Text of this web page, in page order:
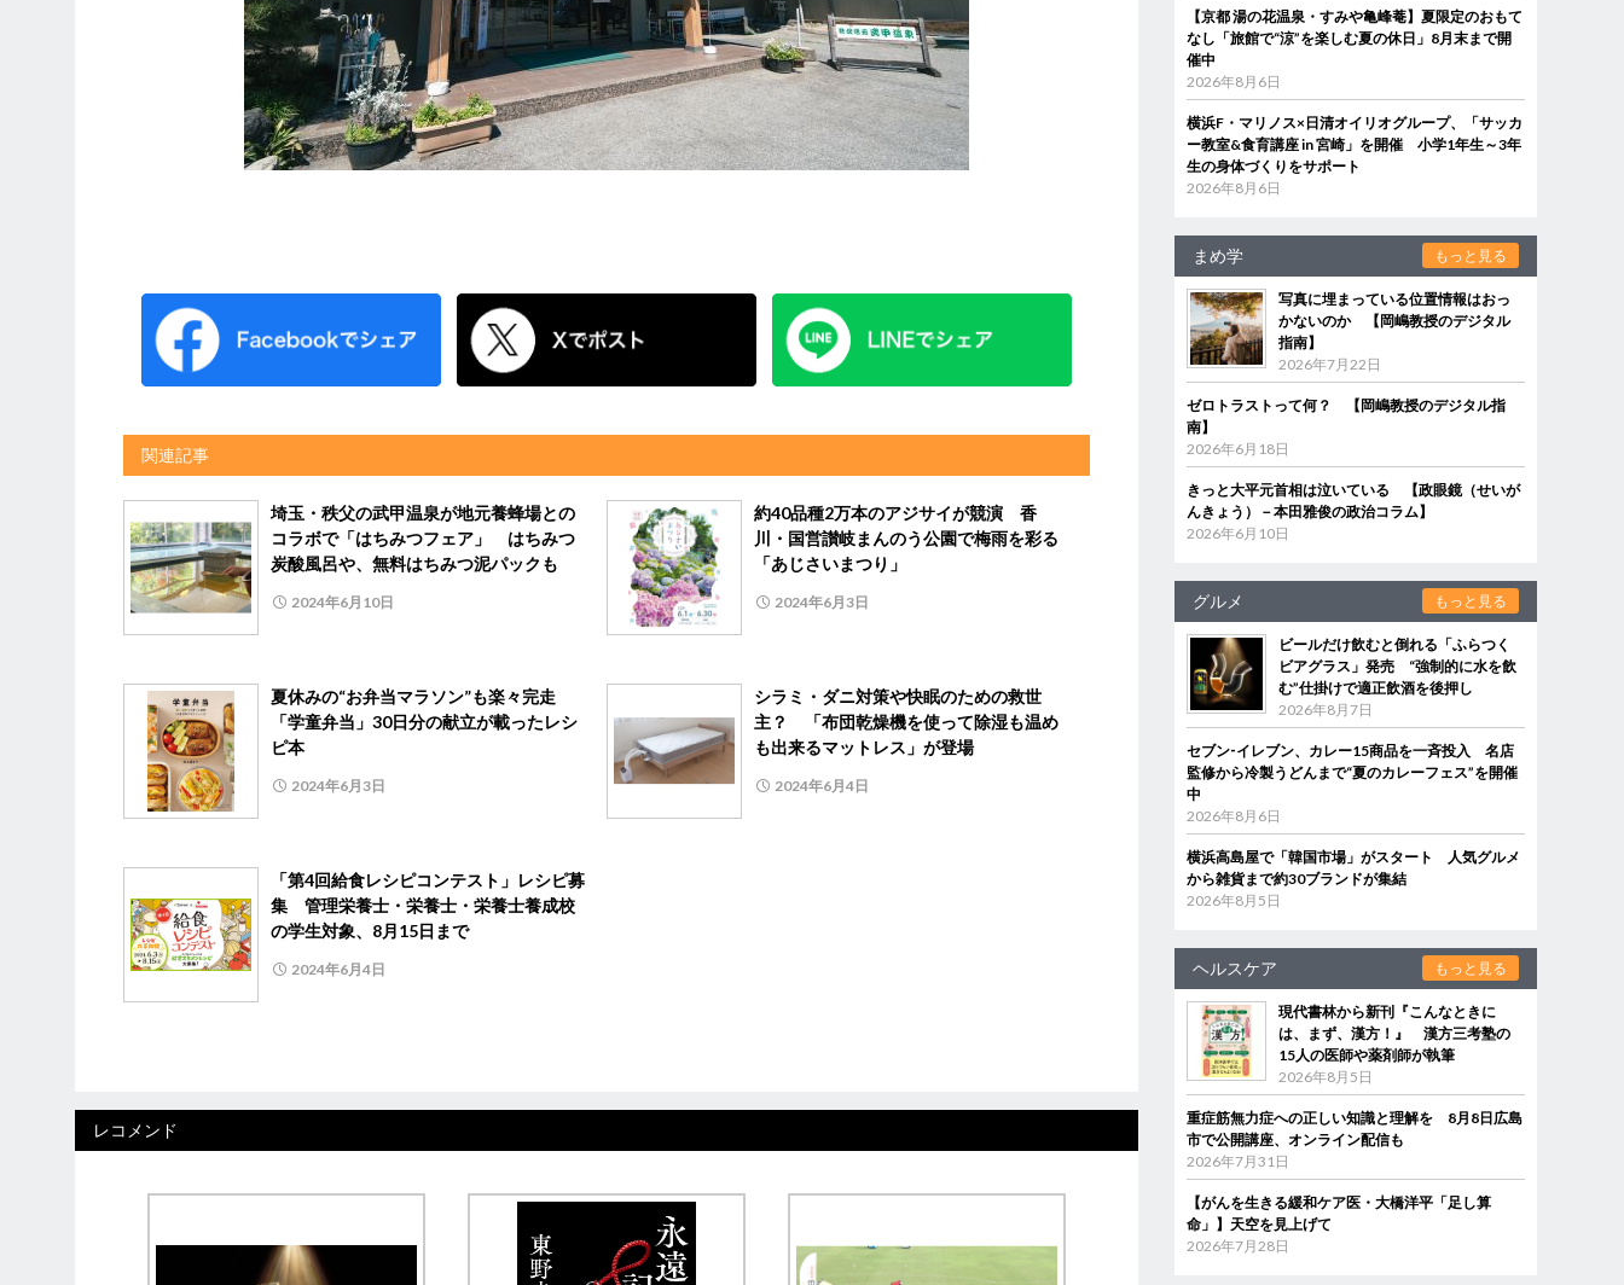
関連記事
埼玉・秩父の武甲温泉が地元養蜂場との
コラボで「はちみつフェア」 はちみつ
炭酸風呂や、無料はちみつ泥パックも
2024年6月10日
約40品種2万本のアジサイが競演 香
川・国営讃岐まんのう公園で梅雨を彩る
「あじさいまつり」
2024年6月3日
夏休みの“お弁当マラソン”も楽々完走
「学童弁当」30日分の献立が載ったレシ
ピ本
2024年6月3日
シラミ・ダニ対策や快眠のための救世
主？ 「布団乾燥機を使って除湿も温め
も出来るマットレス」が登場
2024年6月4日
「第4回給食レシピコンテスト」レシピ募
集 管理栄養士・栄養士・栄養士養成校
の学生対象、8月15日まで
2024年6月4日
レコメンド
【京都 湯の花温泉・すみや亀峰菴】夏限定のおもて
なし「旅館で“涼”を楽しむ夏の休日」8月末まで開
催中
2026年8月6日
横浜F・マリノス×日清オイリオグループ、「サッカ
ー教室&食育講座 in 宮崎」を開催 小学1年生～3年
生の身体づくりをサポート
2026年8月6日
まめ学 もっと見る
写真に埋まっている位置情報はおっ
かないのか 【岡嶋教授のデジタル
指南】
2026年7月22日
ゼロトラストって何？ 【岡嶋教授のデジタル指
南】
2026年6月18日
きっと大平元首相は泣いている 【政眼鏡（せいが
んきょう）－本田雅俊の政治コラム】
2026年6月10日
グルメ もっと見る
ビールだけ飲むと倒れる「ふらつく
ビアグラス」発売 “強制的に水を飲
む”仕掛けで適正飲酒を後押し
2026年8月7日
セブン‐イレブン、カレー15商品を一斉投入 名店
監修から冷製うどんまで“夏のカレーフェス”を開催
中
2026年8月6日
横浜高島屋で「韓国市場」がスタート 人気グルメ
から雑貨まで約30ブランドが集結
2026年8月5日
ヘルスケア もっと見る
現代書林から新刊『こんなときに
は、まず、漢方！』 漢方三考塾の
15人の医師や薬剤師が執筆
2026年8月5日
重症筋無力症への正しい知識と理解を 8月8日広島
市で公開講座、オンライン配信も
2026年7月31日
【がんを生きる緩和ケア医・大橋洋平「足し算
命」】天空を見上げて
2026年7月28日